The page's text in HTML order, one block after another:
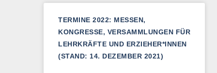
TERMINE 2022: MESSEN,
KONGRESSE, VERSAMMLUNGEN FÜR
LEHRKRÄFTE UND ERZIEHER*INNEN
(STAND: 14. DEZEMBER 2021)